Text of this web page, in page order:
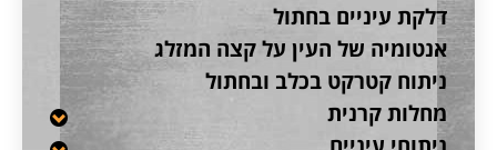
דלקת עיניים בחתול
אנטומיה של העין על קצה המזלג
ניתוח קטרקט בכלב ובחתול
מחלות קרנית